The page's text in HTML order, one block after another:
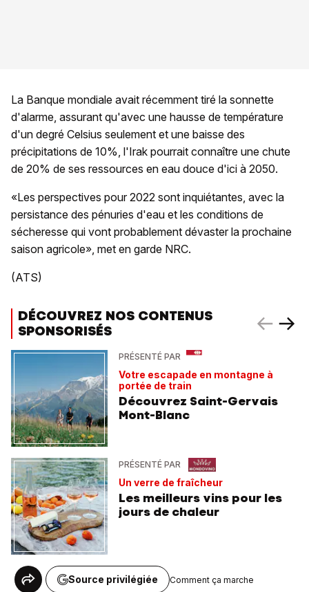
La Banque mondiale avait récemment tiré la sonnette
d'alarme, assurant qu'avec une hausse de température
d'un degré Celsius seulement et une baisse des
précipitations de 10%, l'Irak pourrait connaître une chute
de 20% de ses ressources en eau douce d'ici à 2050.
«Les perspectives pour 2022 sont inquiétantes, avec la
persistance des pénuries d'eau et les conditions de
sécheresse qui vont probablement dévaster la prochaine
saison agricole», met en garde NRC.
(ATS)
DÉCOUVREZ NOS CONTENUS
SPONSORISÉS
PRÉSENTÉ PAR
Votre escapade en montagne à
portée de train
Découvrez Saint-Gervais
Mont-Blanc
PRÉSENTÉ PAR
Un verre de fraîcheur
Les meilleurs vins pour les
jours de chaleur
Source privilégiée Comment ça marche